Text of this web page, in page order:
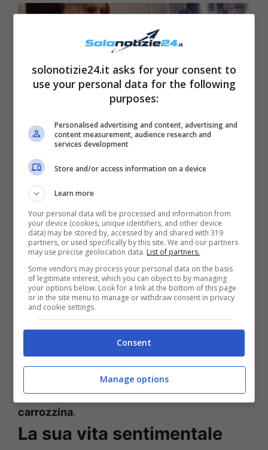
Nel filmato in questione, la bella Michelle si
trova appuntodietro le quinte di Striscia la
e, nell’attesa di condurre il celebre tg
satirico, avrebbe scelto di sedersi su una
carrozzina.
La sua vita sentimentale
solonotizie24.it asks for your consent to
use your personal data for the following
purposes:
Personalised advertising and content, advertising and
content measurement, audience research and
services development
Store and/or access information on a device
Learn more
Your personal data will be processed and information from
your device (cookies, unique identifiers, and other device
data) may be stored by, accessed by and shared with 319
partners, or used specifically by this site. We and our partners
may use precise geolocation data. List of partners.
Some vendors may process your personal data on the basis
of legitimate interest, which you can object to by managing
your options below. Look for a link at the bottom of this page
or in the site menu to manage or withdraw consent in privacy
and cookie settings.
Consent
Manage options